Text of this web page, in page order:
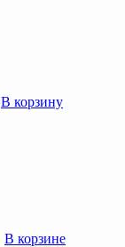
В корзину
В корзине